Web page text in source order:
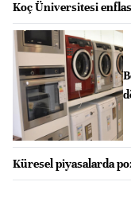
Koç Üniversitesi
Küresel piyasalarda